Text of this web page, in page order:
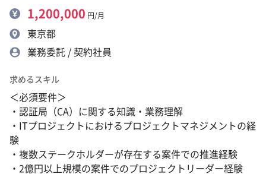
1,200,000 円/月
東京都
業務委託 / 契約社員
求めるスキル
＜必須要件＞
・認証局（CA）に関する知識・業務理解
・ITプロジェクトにおけるプロジェクトマネジメントの経
験
・複数ステークホルダーが存在する案件での推進経験
・2億円以上規模の案件でのプロジェクトリーダー経験